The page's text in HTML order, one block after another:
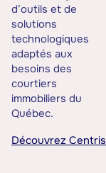
d’outils et de
solutions
technologiques
adaptés aux
besoins des
courtiers
immobiliers du
Québec.
Découvrez Centris